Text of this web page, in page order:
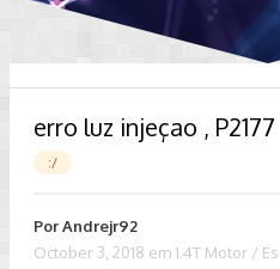
erro luz injeçao , P2177
:/
PorAndrejr92
October 3, 2018 em1.4T Motor /